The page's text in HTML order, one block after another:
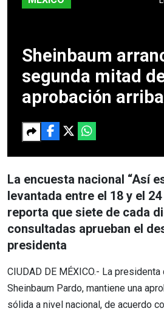
Sheinbaum
segunda mitad
aprobación
La encuesta nacional “Así
levantada entre el 18 y el
reporta que siete de cada
consultadas aprueban el
presidenta
CIUDAD DE MÉXICO.- La
Sheinbaum Pardo, mantiene una
sólida a nivel nacional, de acuerdo